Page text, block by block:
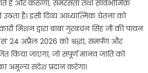
हैं और करुणा, समरसता तथा सार्वभौमिक
उठता है। इसी दिव्य आध्यात्मिक चेतना को
मिशन द्वारा बाबा गुरबचन सिंह जी की पावन
24 अप्रैल 2026 को श्रद्धा, समर्पण और
किया जाएगा, जो संपूर्ण मानव जाति को
अमूल्य संदेश प्रदान करेगा।